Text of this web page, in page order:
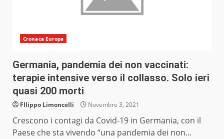
Cronaca Europa
Germania, pandemia dei non vaccinati:
terapie intensive verso il collasso. Solo ieri
quasi 200 morti
FIlippo Limoncelli Novembre 3, 2021
Crescono i contagi da Covid-19 in Germania, con il
Paese che sta vivendo “una pandemia dei non...